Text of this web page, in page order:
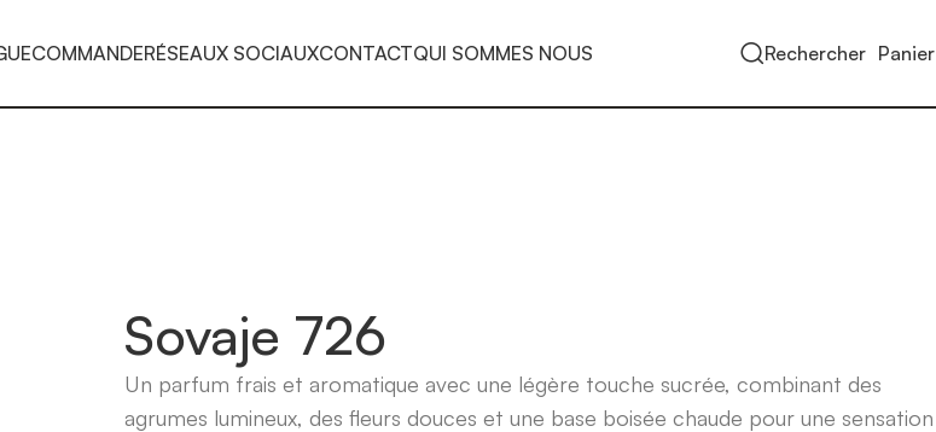
COMMANDERÉSEAUX SOCIAUXCONTACTQUI SOMMES NOUS Rechercher Panier
Sovaje 726
Un parfum frais et aromatique avec une légère touche sucrée, combinant des
agrumes lumineux, des fleurs douces et une base boisée chaude pour une sensation